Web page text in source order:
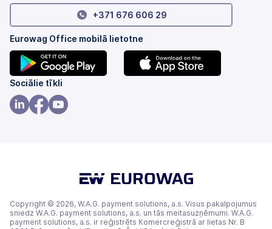
+371 676 606 29
Eurowag Office mobilā lietotne
(tiek
atvērts
jaunā
Sociālie tīkli
Copyright © 2026, W.A.G. payment solutions, a.s. Visus pakalpojumus
sniedz W.A.G. payment solutions, a.s. un tās meitasuzņēmumi. W.A.G.
payment solutions, a.s. ir reģistrēts Komercreģistrā ar lietas Nr. B